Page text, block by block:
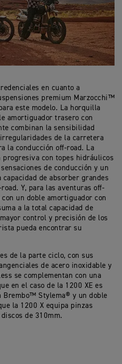
en cuanto a
premium Marzocchi™
este modelo. La horquilla
amortiguador trasero con
combinan la sensibilidad
de la carretera
la conducción off-road. La
progresiva con topes hidráulicos
de conducción y un
de absorber grandes
Y, para las aventuras off-
un doble amortiguador con
a la total capacidad de
control y precisión de los
pueda encontrar su
de la parte ciclo, con sus
de acero inoxidable y
se complementan con una
en el caso de la 1200 XE es
Brembo™ Stylema® y un doble
la 1200 X equipa pinzas
de 310mm.